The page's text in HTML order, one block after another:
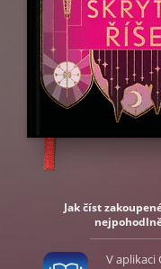
Jak číst
V aplikaci